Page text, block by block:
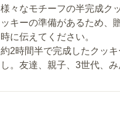
様々なモチーフの半完成ク
ッキーの準備があるため、
時に伝えてください。
約2時間半で完成したクッ
し。友達、親子、3世代、